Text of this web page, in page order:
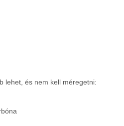
lehet, és nem kell méregetni: